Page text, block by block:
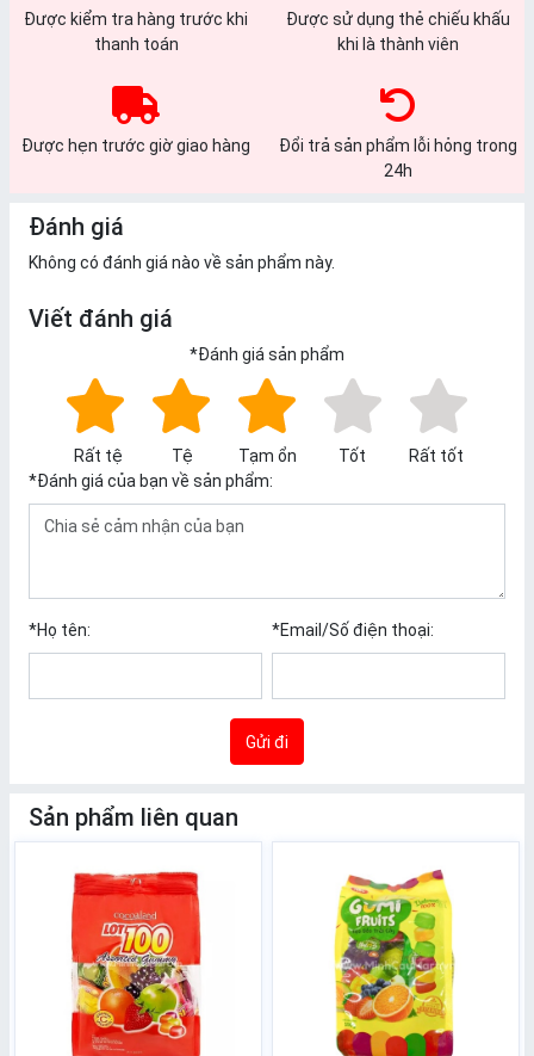
Được kiểm tra hàng trước khi
thanh toán
Được sử dụng thẻ chiếu khấu
khi là thành viên
Được hẹn trước giờ giao hàng
Đổi trả sản phẩm lỗi hỏng trong
24h
Đánh giá
Không có đánh giá nào về sản phẩm này.
Viết đánh giá
*Đánh giá sản phẩm
Rất tệ Tệ Tạm ổn Tốt
Rất tốt
*Đánh giá của bạn về sản phẩm:
*Họ tên: *Email/Số điện thoại:
Gửi đi
Sản phẩm liên quan